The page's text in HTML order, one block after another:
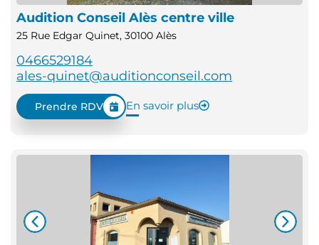
Audition Conseil Alès centre ville
25 Rue Edgar Quinet, 30100 Alès
0466529184
ales-quinet@auditionconseil.com
Prendre RDV En savoir plus